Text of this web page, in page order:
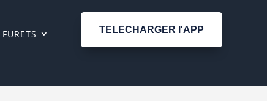
FURETS
TELECHARGER l'APP